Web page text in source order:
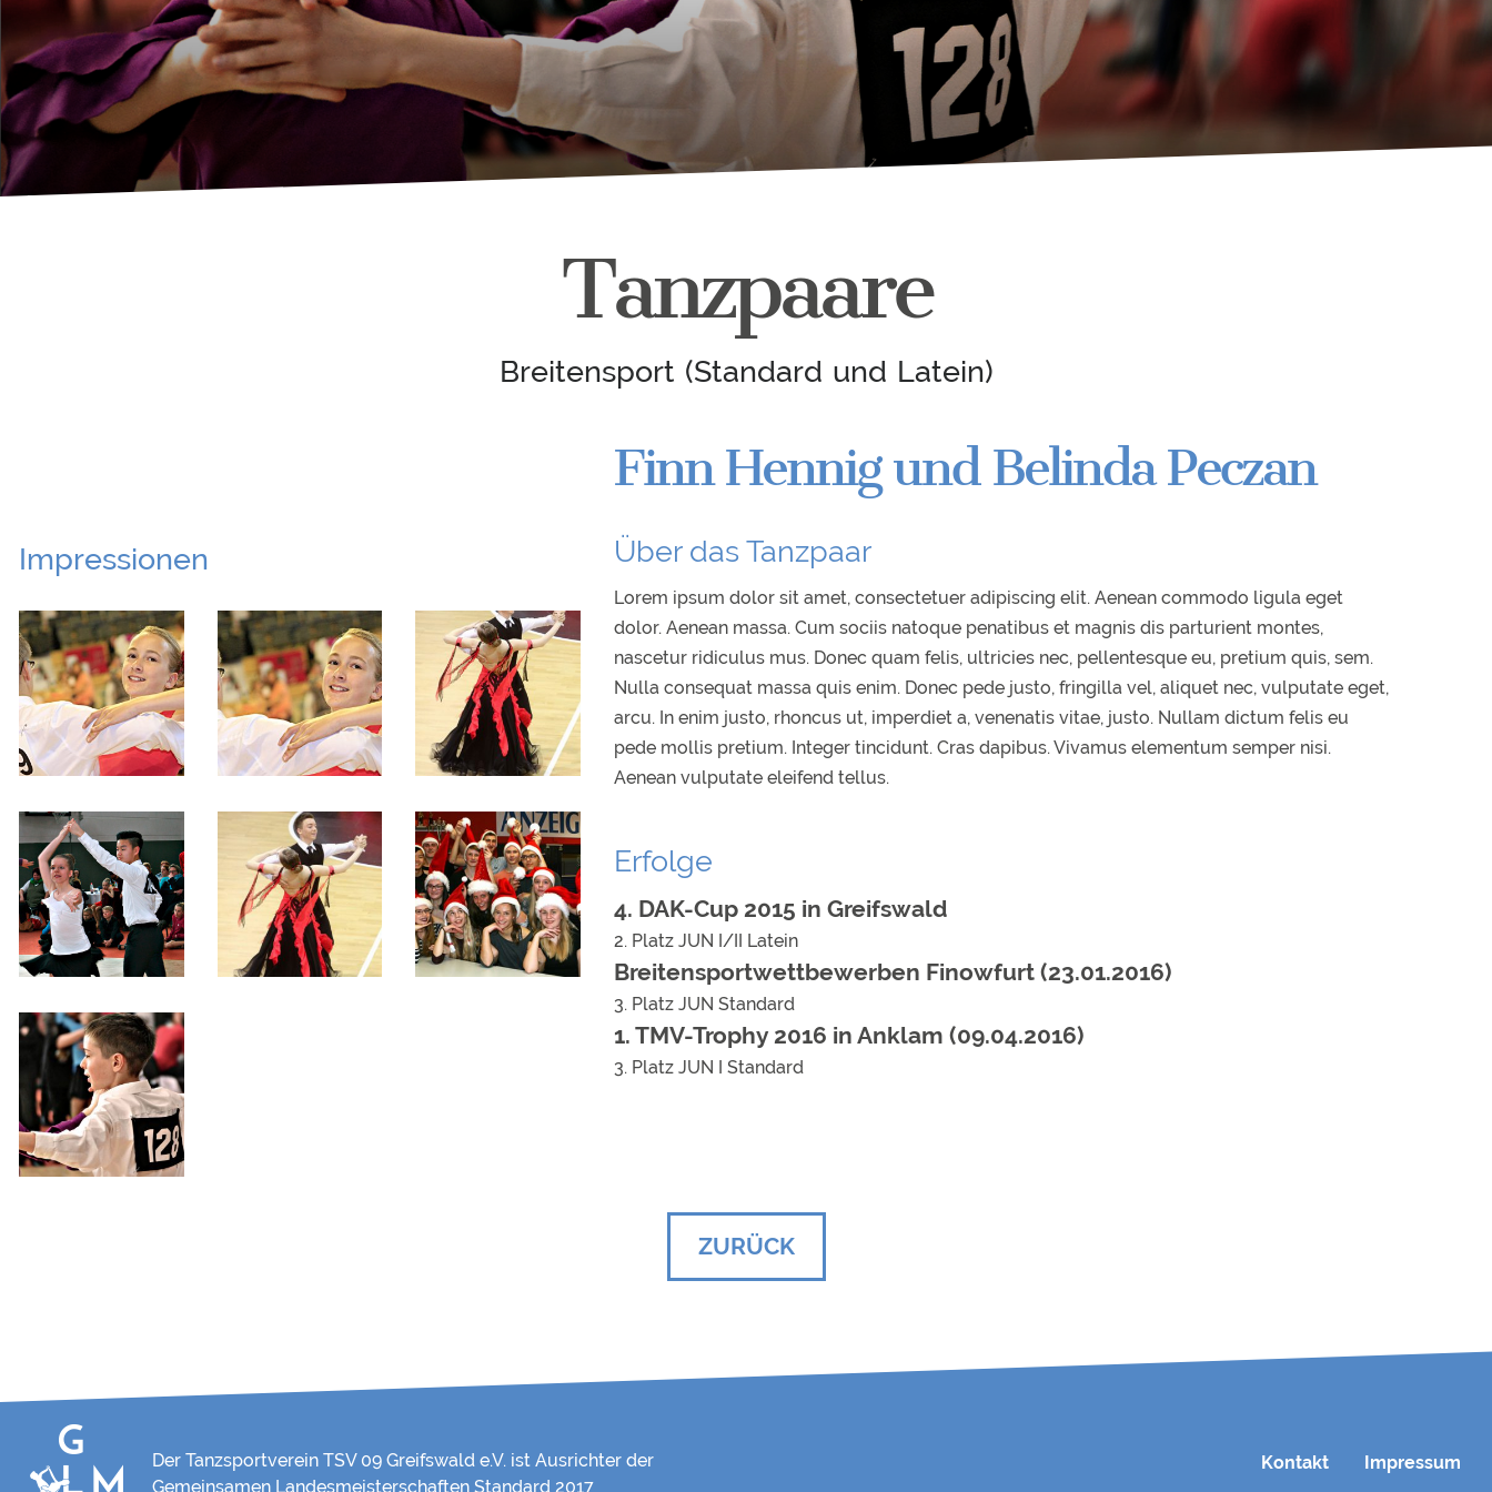
Tanzpaare
Breitensport (Standard und Latein)
Impressionen
Finn Hennig und Belinda Peczan
Über das Tanzpaar
Lorem ipsum dolor sit amet, consectetuer adipiscing elit. Aenean commodo ligula eget
dolor. Aenean massa. Cum sociis natoque penatibus et magnis dis parturient montes,
nascetur ridiculus mus. Donec quam felis, ultricies nec, pellentesque eu, pretium quis, sem.
Nulla consequat massa quis enim. Donec pede justo, fringilla vel, aliquet nec, vulputate eget,
arcu. In enim justo, rhoncus ut, imperdiet a, venenatis vitae, justo. Nullam dictum felis eu
pede mollis pretium. Integer tincidunt. Cras dapibus. Vivamus elementum semper nisi.
Aenean vulputate eleifend tellus.
Erfolge
4. DAK-Cup 2015 in Greifswald
2. Platz JUN I/II Latein
Breitensportwettbewerben Finowfurt (23.01.2016)
3. Platz JUN Standard
1. TMV-Trophy 2016 in Anklam (09.04.2016)
3. Platz JUN I Standard
ZURÜCK
Der Tanzsportverein TSV 09 Greifswald e.V. ist Ausrichter der
Gemeinsamen Landesmeisterschaften Standard 2017
Kontakt Impressum